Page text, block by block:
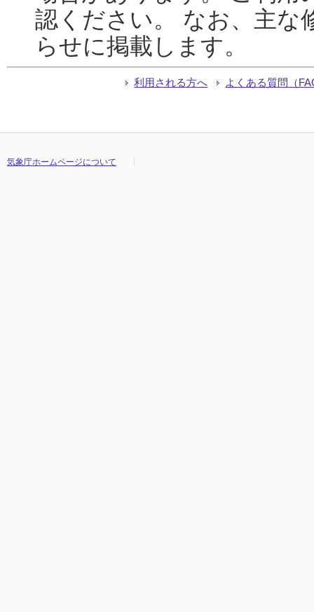
認ください。 なお、主な
らせに掲載します。
利用される方へ よくある質問（
気象庁ホームページについて